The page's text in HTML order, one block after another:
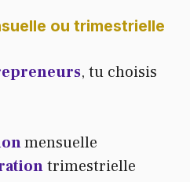
ou trimestrielle
, tu choisis
mensuelle
trimestrielle